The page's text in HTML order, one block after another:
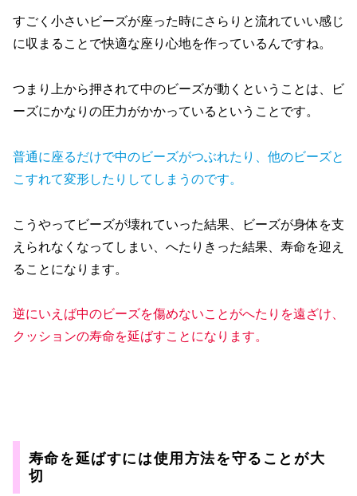
すごく小さいビーズが座った時にさらりと流れていい感じ
に収まることで快適な座り心地を作っているんですね。
つまり上から押されて中のビーズが動くということは、ビ
ーズにかなりの圧力がかかっているということです。
普通に座るだけで中のビーズがつぶれたり、他のビーズと
こすれて変形したりしてしまうのです。
こうやってビーズが壊れていった結果、ビーズが身体を支
えられなくなってしまい、へたりきった結果、寿命を迎え
ることになります。
逆にいえば中のビーズを傷めないことがへたりを遠ざけ、
クッションの寿命を延ばすことになります。
寿命を延ばすには使用方法を守ることが大
切